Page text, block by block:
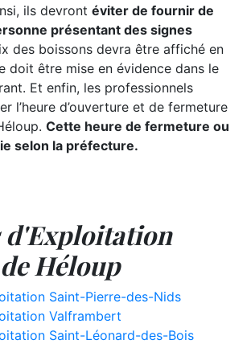
ils devront éviter de fournir de
présentant des signes
des boissons devra être affiché en
doit être mise en évidence dans le
Et enfin, les professionnels
l’heure d’ouverture et de fermeture
Cette heure de fermeture ou
selon la préfecture.
d'Exploitation
Héloup
Saint-Pierre-des-Nids
Valframbert
Saint-Léonard-des-Bois